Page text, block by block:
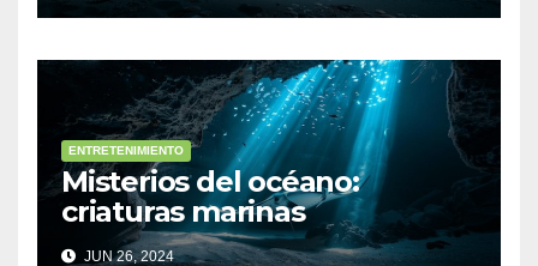
ENTRETENIMIENTO
Misterios del océano:
criaturas marinas
sorprendentes
JUN 26, 2024